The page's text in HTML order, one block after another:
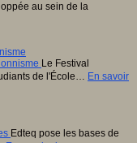
au sein de la
Le Festival
de l'École… En savoir
Edteq pose les bases de